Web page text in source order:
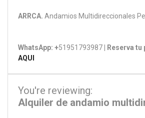
ARRCA. Andamios Multidireccionales
WhatsApp: +51951793987 | Reserva
AQUI
You're reviewing:
Alquiler de andamio